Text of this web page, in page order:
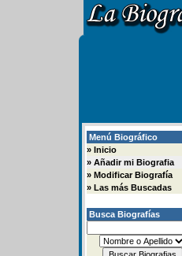
Menú Biográfico
» Inicio
» Añadir mi Biografia
» Modificar Biografía
» Las más Buscadas
Busca Biografías